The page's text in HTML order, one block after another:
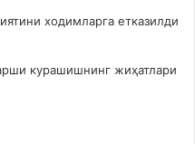
ходимларга етказилди
курашишнинг жиҳатлари